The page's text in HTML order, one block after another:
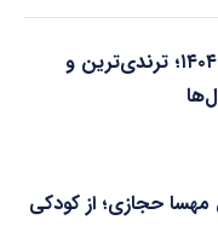
۱۵ مدل مانتو ۱۴۰۴؛ ترندی‌ترین و
مهسا حجازی؛ از کودکی